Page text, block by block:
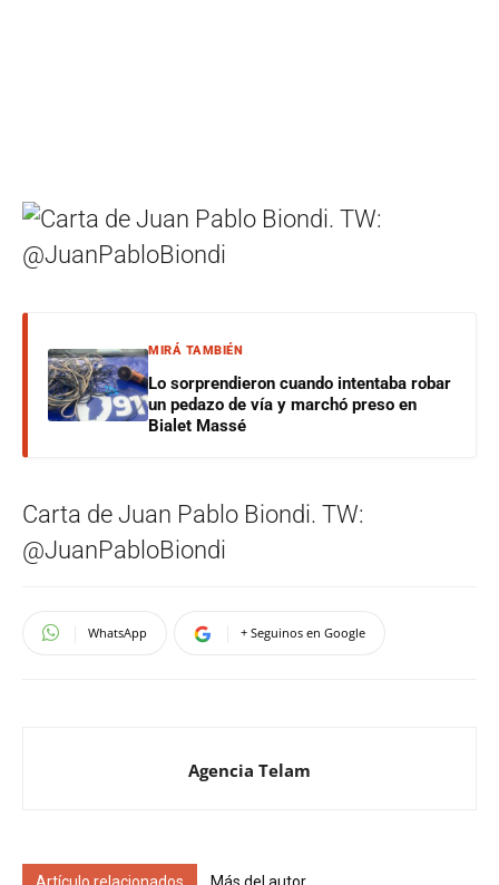
MIRÁ TAMBIÉN
Lo sorprendieron cuando intentaba robar
un pedazo de vía y marchó preso en
Bialet Massé
Carta de Juan Pablo Biondi. TW:
@JuanPabloBiondi
WhatsApp + Seguinos en Google
Agencia Telam
Artículo relacionados Más del autor